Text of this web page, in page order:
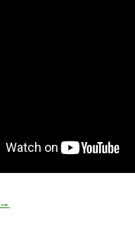
Anarquismo, liberalismo y
→